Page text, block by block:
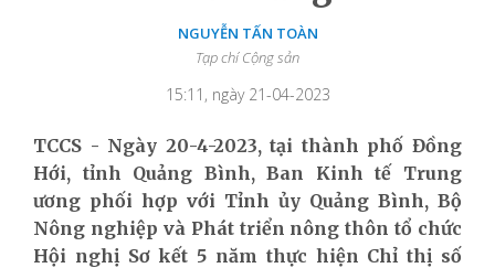
NGUYỄN TẤN TOÀN
Tạp chí Cộng sản
15:11, ngày 21-04-2023
TCCS - Ngày 20-4-2023, tại thành phố Đồng
Hới, tỉnh Quảng Bình, Ban Kinh tế Trung
ương phối hợp với Tỉnh ủy Quảng Bình, Bộ
Nông nghiệp và Phát triển nông thôn tổ chức
Hội nghị Sơ kết 5 năm thực hiện Chỉ thị số